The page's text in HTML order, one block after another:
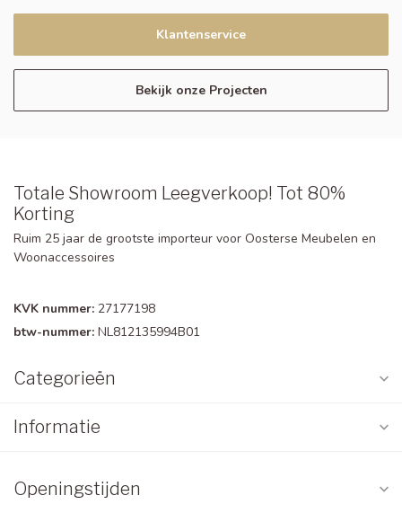
Klantenservice
Bekijk onze Projecten
Totale Showroom Leegverkoop! Tot 80%
Korting
Ruim 25 jaar de grootste importeur voor Oosterse Meubelen en
Woonaccessoires
KVK nummer: 27177198
btw-nummer: NL812135994B01
Categorieën
Informatie
Openingstijden